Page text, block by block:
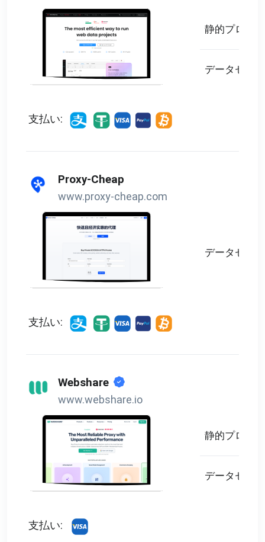
支払い:
静的プロキシ
データセン
Proxy-Cheap
www.proxy-cheap.com
支払い:
データセン
Webshare
www.webshare.io
支払い:
静的プロキシ
データセン